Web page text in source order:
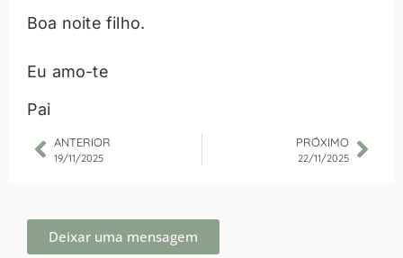
Boa noite filho.
Eu amo-te
Pai
ANTERIOR
19/11/2025
PRÓXIMO
22/11/2025
Deixar uma mensagem